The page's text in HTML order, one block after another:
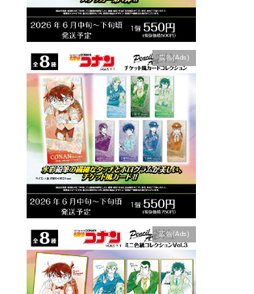
広告(Ads)
広告(Ads)